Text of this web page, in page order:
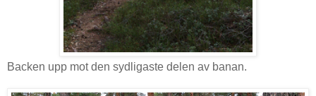
Backen upp mot den sydligaste delen av banan.